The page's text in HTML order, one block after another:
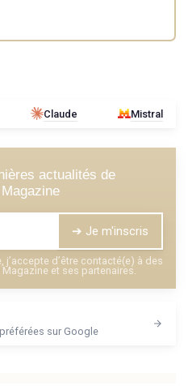
Claude Mistral
actualités de
➔ Je m'inscris
j’accepte d’être contacté(e) à des
et ses partenaires.
sur Google